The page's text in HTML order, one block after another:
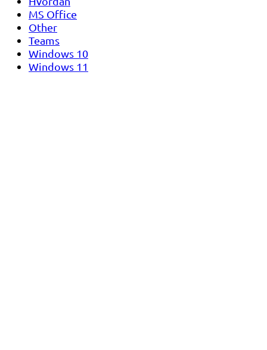
MS Office
Other
Teams
Windows 10
Windows 11